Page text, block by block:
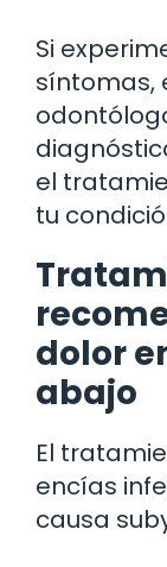
Si
síntomas,
el
tu
dolor
abajo
El
encías
causa